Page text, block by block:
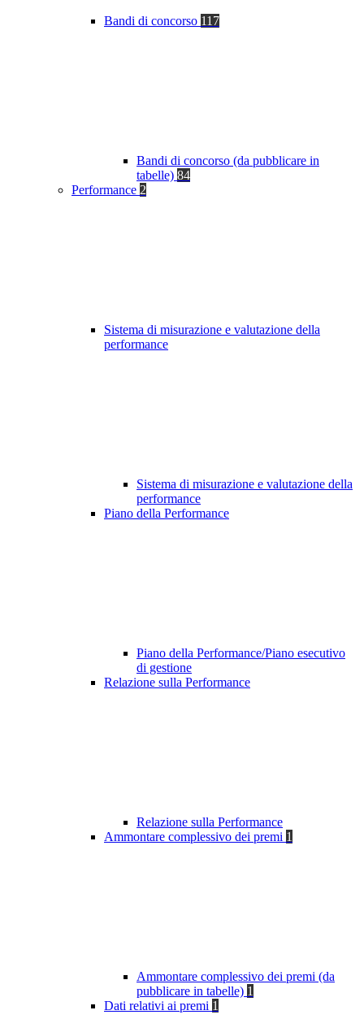
Bandi di concorso 117
Bandi di concorso (da pubblicare in
tabelle) 84
Performance 2
Sistema di misurazione e valutazione della
performance
Sistema di misurazione e valutazione della
performance
Piano della Performance
Piano della Performance/Piano esecutivo
di gestione
Relazione sulla Performance
Relazione sulla Performance
Ammontare complessivo dei premi 1
Ammontare complessivo dei premi (da
pubblicare in tabelle) 1
Dati relativi ai premi 1